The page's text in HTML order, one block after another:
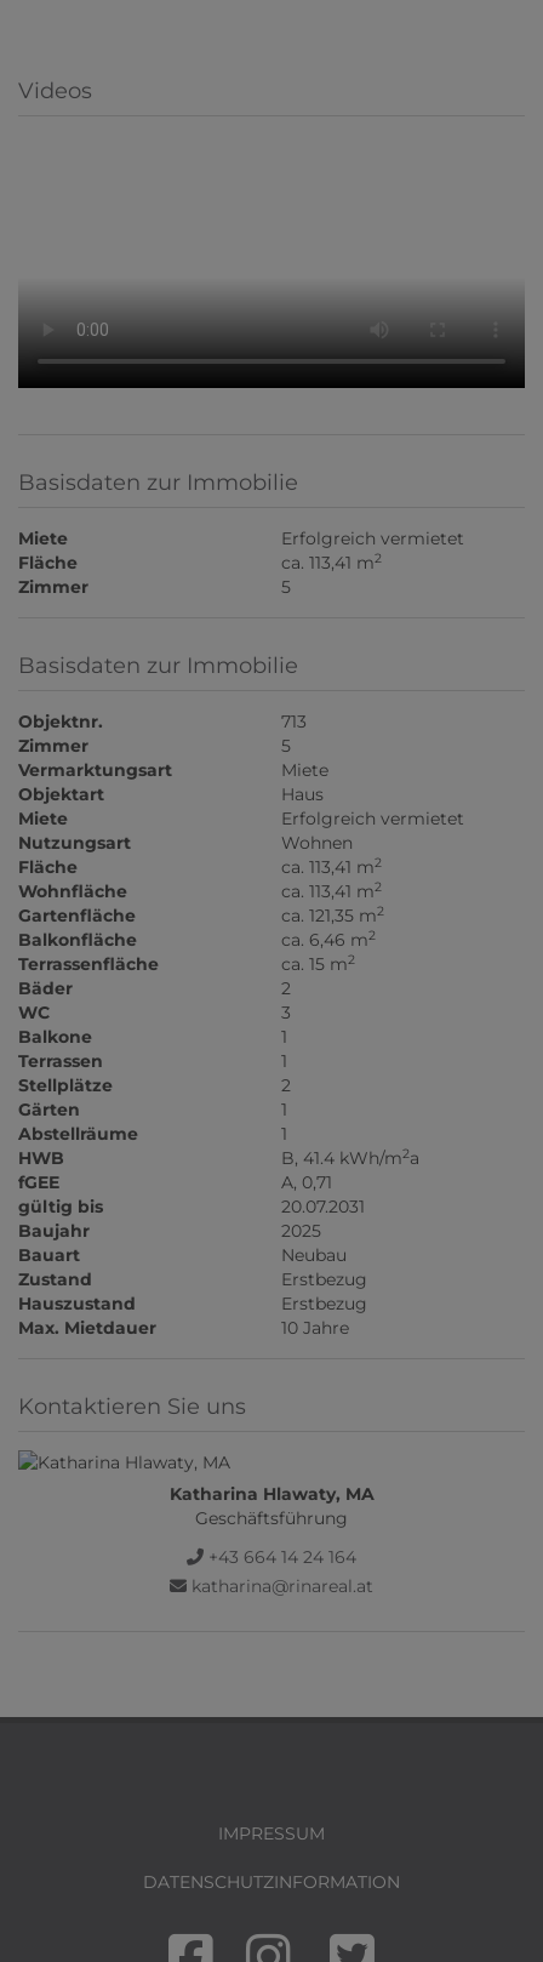
Videos
Basisdaten zur Immobilie
Miete
Erfolgreich vermietet
Fläche
ca. 113,41 m2
Zimmer 5
Basisdaten zur Immobilie
Objektnr.
713
Zimmer
5
Vermarktungsart
Miete
Objektart
Haus
Miete
Erfolgreich vermietet
Nutzungsart
Wohnen
Fläche
ca. 113,41 m2
Wohnfläche ca. 113,41 m2
Gartenfläche ca. 121,35 m2
Balkonfläche ca. 6,46 m2
Terrassenfläche ca. 15 m2
Bäder
2
WC
3
Balkone
1
Terrassen
1
Stellplätze
2
Gärten
1
Abstellräume
1
HWB
B, 41.4 kWh/m2a
fGEE
A, 0,71
gültig bis
20.07.2031
Baujahr
2025
Bauart
Neubau
Zustand
Erstbezug
Hauszustand
Erstbezug
Max. Mietdauer
10 Jahre
Kontaktieren Sie uns
Katharina Hlawaty, MA
Geschäftsführung
+43 664 14 24 164
katharina@rinareal.at
IMPRESSUM
DATENSCHUTZINFORMATION